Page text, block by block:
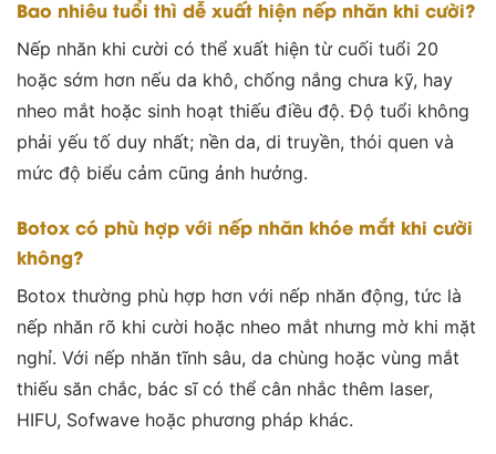
Bao nhiêu tuổi thì dễ xuất hiện nếp nhăn khi cười?
Nếp nhăn khi cười có thể xuất hiện từ cuối tuổi 20
hoặc sớm hơn nếu da khô, chống nắng chưa kỹ, hay
nheo mắt hoặc sinh hoạt thiếu điều độ. Độ tuổi không
phải yếu tố duy nhất; nền da, di truyền, thói quen và
mức độ biểu cảm cũng ảnh hưởng.
Botox có phù hợp với nếp nhăn khóe mắt khi cười
không?
Botox thường phù hợp hơn với nếp nhăn động, tức là
nếp nhăn rõ khi cười hoặc nheo mắt nhưng mờ khi mặt
nghỉ. Với nếp nhăn tĩnh sâu, da chùng hoặc vùng mắt
thiếu săn chắc, bác sĩ có thể cân nhắc thêm laser,
HIFU, Sofwave hoặc phương pháp khác.